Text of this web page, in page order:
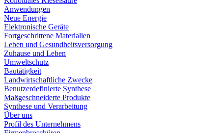
Anwendungen
Neue Energie
Elektronische Geräte
Fortgeschrittene Materialien
Leben und Gesundheitsversorgung
Zuhause und Leben
Umweltschutz
Bautätigkeit
Landwirtschaftliche Zwecke
Benutzerdefinierte Synthese
Maßgeschneiderte Produkte
Synthese und Verarbeitung
Über uns
Profil des Unternehmens